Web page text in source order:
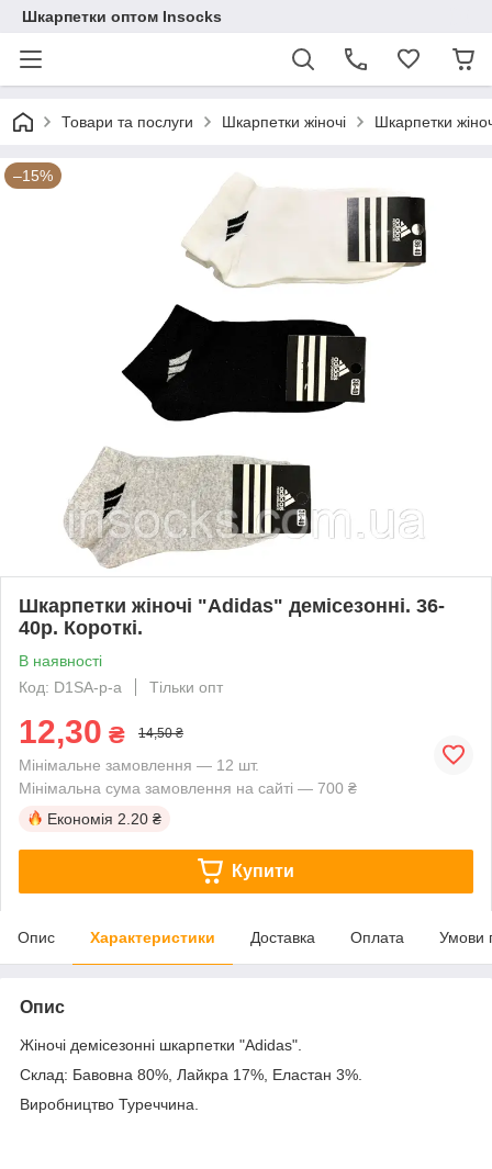
Шкарпетки оптом Insocks
Товари та послуги Шкарпетки жіночі Шкарпетки
–15%
Шкарпетки жіночі "Adidas" демісезонні. 36-
40р. Короткі.
В наявності
Код: D1SA-p-a
Тільки опт
12,30 ₴ 14,50 ₴
Мінімальне замовлення — 12 шт.
Мінімальна сума замовлення на сайті — 700 ₴
Економія 2.20 ₴
Купити
Опис Характеристики Доставка Оплата Умови
Опис
Жіночі демісезонні шкарпетки "Adidas".
Склад: Бавовна 80%, Лайкра 17%, Еластан 3%.
Виробництво Туреччина.